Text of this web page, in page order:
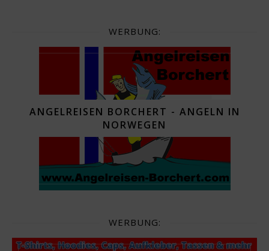
WERBUNG:
ANGELREISEN BORCHERT - ANGELN IN
NORWEGEN
WERBUNG: